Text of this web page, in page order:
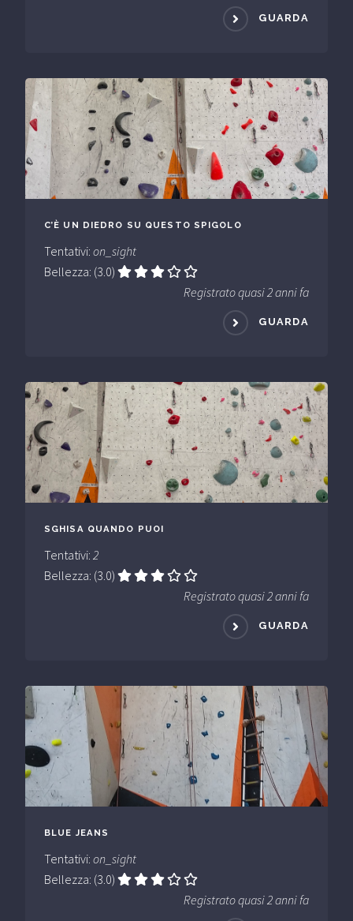
GUARDA
C’È UN DIEDRO SU QUESTO SPIGOLO
Tentativi: on_sight
Bellezza: (3.0)
Registrato quasi 2 anni fa
GUARDA
SGHISA QUANDO PUOI
Tentativi: 2
Bellezza: (3.0)
Registrato quasi 2 anni fa
GUARDA
BLUE JEANS
Tentativi: on_sight
Bellezza: (3.0)
Registrato quasi 2 anni fa